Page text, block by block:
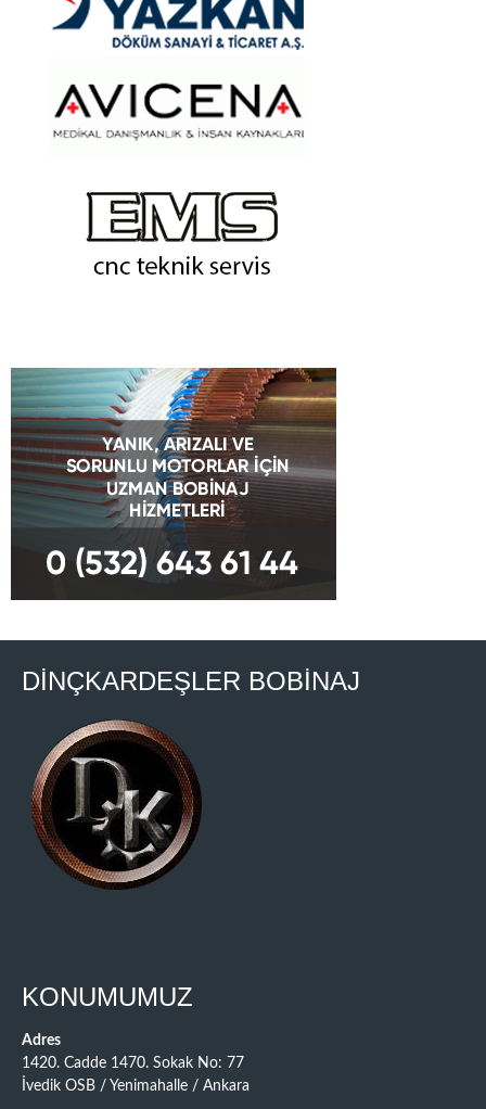
DİNÇKARDEŞLER BOBİNAJ
KONUMUMUZ
Adres
1420. Cadde 1470. Sokak No: 77
İvedik OSB / Yenimahalle / Ankara